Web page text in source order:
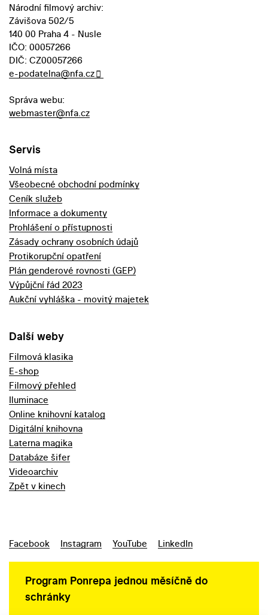
Národní filmový archiv:
Závišova 502/5
140 00 Praha 4 - Nusle
IČO: 00057266
DIČ: CZ00057266
e-podatelna@nfa.cz
Správa webu:
webmaster@nfa.cz
Servis
Volná místa
Všeobecné obchodní podmínky
Ceník služeb
Informace a dokumenty
Prohlášení o přístupnosti
Zásady ochrany osobních údajů
Protikorupční opatření
Plán genderové rovnosti (GEP)
Výpůjční řád 2023
Aukční vyhláška - movitý majetek
Další weby
Filmová klasika
E-shop
Filmový přehled
Iluminace
Online knihovní katalog
Digitální knihovna
Laterna magika
Databáze šifer
Videoarchiv
Zpět v kinech
Facebook Instagram YouTube LinkedIn
Program Ponrepa jednou měsíčně do
schránky